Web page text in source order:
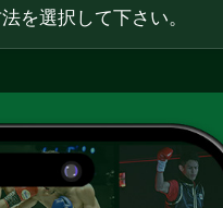
を選択して下さい。